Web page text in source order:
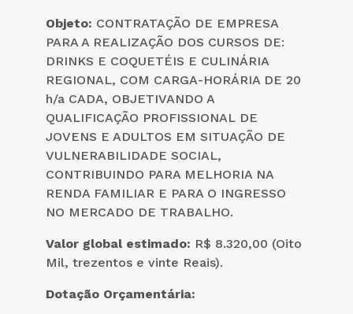
Objeto: CONTRATAÇÃO DE EMPRESA
PARA A REALIZAÇÃO DOS CURSOS DE:
DRINKS E COQUETÉIS E CULINÁRIA
REGIONAL, COM CARGA-HORÁRIA DE 20
h/a CADA, OBJETIVANDO A
QUALIFICAÇÃO PROFISSIONAL DE
JOVENS E ADULTOS EM SITUAÇÃO DE
VULNERABILIDADE SOCIAL,
CONTRIBUINDO PARA MELHORIA NA
RENDA FAMILIAR E PARA O INGRESSO
NO MERCADO DE TRABALHO.
Valor global estimado: R$ 8.320,00 (Oito
Mil, trezentos e vinte Reais).
Dotação Orçamentária: